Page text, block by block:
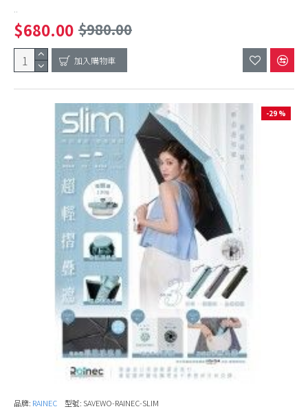
..
$680.00 $980.00
加入購物車
-29 %
品牌: RAINEC 型號: SAVEWO-RAINEC-SLIM